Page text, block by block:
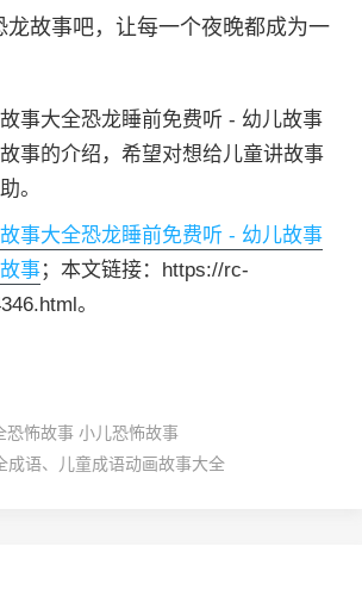
龙故事吧，让每一个夜晚都成为一
事大全恐龙睡前免费听 - 幼儿故事
事的介绍，希望对想给儿童讲故事
。
事大全恐龙睡前免费听 - 幼儿故事
事；本文链接：https://rc-
。
恐怖故事 小儿恐怖故事
成语、儿童成语动画故事大全